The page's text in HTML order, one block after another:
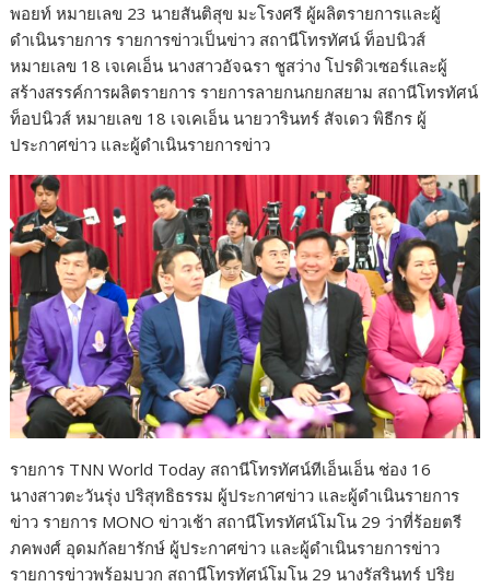
พอยท์ หมายเลข 23 นายสันติสุข มะโรงศรี ผู้ผลิตรายการและผู้
ดำเนินรายการ รายการข่าวเป็นข่าว สถานีโทรทัศน์ ท็อปนิวส์
หมายเลข 18 เจเคเอ็น นางสาวอัจฉรา ชูสว่าง โปรดิวเซอร์และผู้
สร้างสรรค์การผลิตรายการ รายการลายกนกยกสยาม สถานีโทรทัศน์
ท็อปนิวส์ หมายเลข 18 เจเคเอ็น นายวารินทร์ สัจเดว พิธีกร ผู้
ประกาศข่าว และผู้ดำเนินรายการข่าว
รายการ TNN World Today สถานีโทรทัศน์ทีเอ็นเอ็น ช่อง 16
นางสาวตะวันรุ่ง ปริสุทธิธรรม ผู้ประกาศข่าว และผู้ดำเนินรายการ
ข่าว รายการ MONO ข่าวเช้า สถานีโทรทัศน์โมโน 29 ว่าที่ร้อยตรี
ภคพงศ์ อุดมกัลยารักษ์ ผู้ประกาศข่าว และผู้ดำเนินรายการข่าว
รายการข่าวพร้อมบวก สถานีโทรทัศน์โมโน 29 นางรัสรินทร์ ปริย